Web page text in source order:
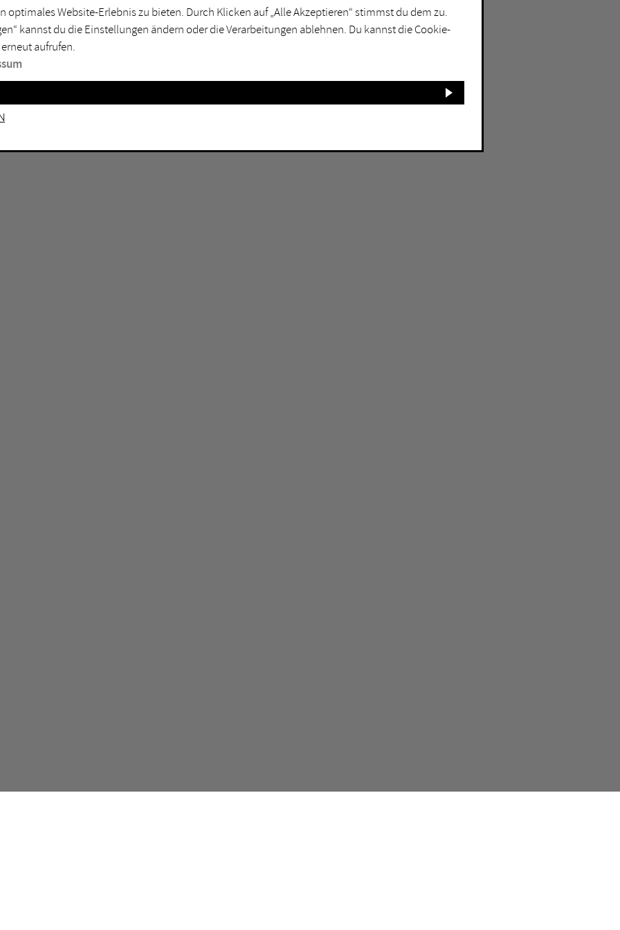
Mülheim an der Ruhr
Oberhausen
Unna
Witten
optimales Website-Erlebnis zu bieten. Durch Klicken auf „Alle Akzeptieren“ stimmst du dem zu.
kannst du die Einstellungen ändern oder die Verarbeitungen ablehnen. Du kannst die Cookie-
aufrufen.